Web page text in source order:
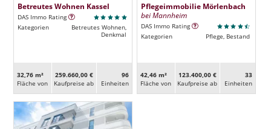
Betreutes Wohnen Kassel
DAS Immo Rating
Kategorien
Betreutes Wohnen,
Denkmal
32,76 m²
Fläche von
259.660,00 €
Kaufpreise ab
96
Ein­heiten
Pflegeimmobilie Mörlenbach
bei Mannheim
DAS Immo Rating
Kategorien
Pflege, Bestand
42,46 m²
Fläche von
123.400,00 €
Kaufpreise ab
33
Ein­heiten